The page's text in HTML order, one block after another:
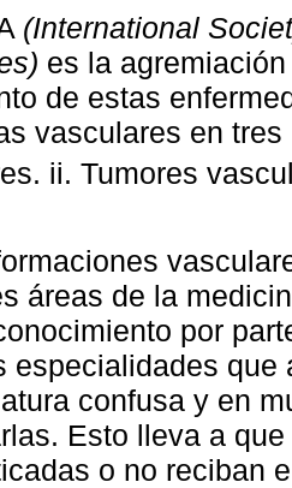
(International
es la
de estas
vasculares en
ii. Tumores
áreas de la
por
especialidades
confusa y en
Esto lleva a
o no reciban